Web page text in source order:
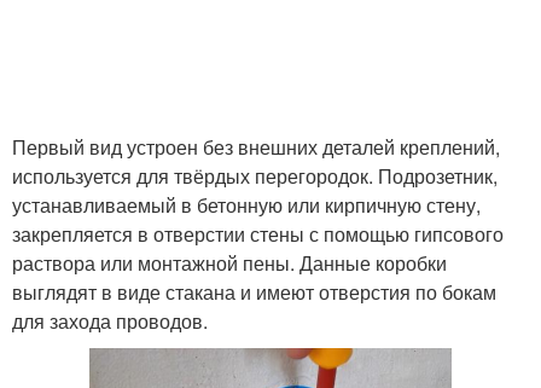
Первый вид устроен без внешних деталей креплений,
используется для твёрдых перегородок. Подрозетник,
устанавливаемый в бетонную или кирпичную стену,
закрепляется в отверстии стены с помощью гипсового
раствора или монтажной пены. Данные коробки
выглядят в виде стакана и имеют отверстия по бокам
для захода проводов.